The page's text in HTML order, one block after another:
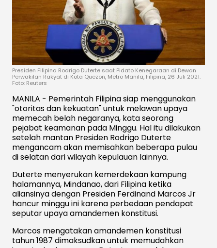
Presiden Filipina Rodrigo Duterte saat Pidato Kenegaraan di Dewan
Perwakilan Rakyat di Kota Quezon, Metro Manila, Filipina, 26 Juli 2021.
Foto: Reuters
MANILA - Pemerintah Filipina siap menggunakan
"otoritas dan kekuatan" untuk melawan upaya
memecah belah negaranya, kata seorang
pejabat keamanan pada Minggu. Hal itu dilakukan
setelah mantan Presiden Rodrigo Duterte
mengancam akan memisahkan beberapa pulau
di selatan dari wilayah kepulauan lainnya.
Duterte menyerukan kemerdekaan kampung
halamannya, Mindanao, dari Filipina ketika
aliansinya dengan Presiden Ferdinand Marcos Jr
hancur minggu ini karena perbedaan pendapat
seputar upaya amandemen konstitusi.
Marcos mengatakan amandemen konstitusi
tahun 1987 dimaksudkan untuk memudahkan